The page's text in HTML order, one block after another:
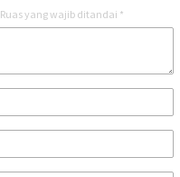
Ruas yang wajib ditandai *